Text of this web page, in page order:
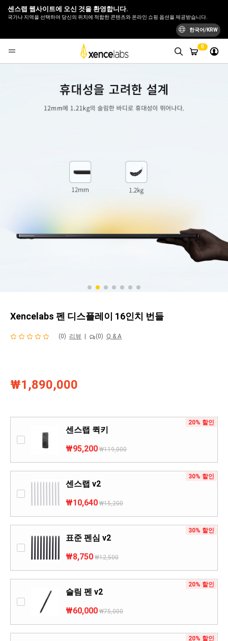
센스랩 웹사이트에 오신 것을 환영합니다.
국가나 지역을 선택하여 당신의 위치에 적합한 콘텐츠와 온라인 쇼핑 옵션을 제공받습니다.
한국어/KRW
0
Xencelabs 펜 디스플레이 16인치 번들
(0) 리뷰 (0) Q & A
₩1,890,000
20% 할인
센스랩 퀵키
₩95,200 ₩119,000
30% 할인
센스랩 v2
₩10,640 ₩15,200
30% 할인
표준 펜심 v2
₩8,750 ₩12,500
20% 할인
슬림 펜 v2
₩60,000 ₩75,000
20% 할인